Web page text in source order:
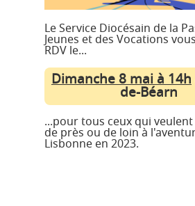
Le Service Diocésain de la
Jeunes et des Vocations
RDV le...
Dimanche 8 mai à 14h
de-Béarn
...pour tous ceux qui
de près ou de loin à
Lisbonne en 2023.